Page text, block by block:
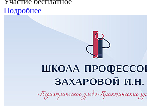
Подробнее